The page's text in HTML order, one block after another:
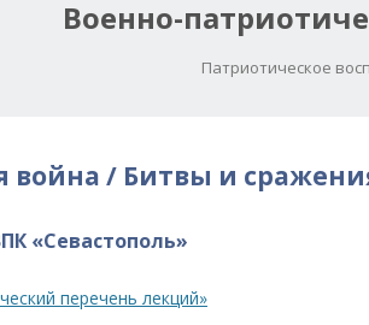
Военно-
Патриотическое
война / Битвы и
«Севастополь»
перечень лекций»